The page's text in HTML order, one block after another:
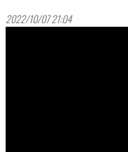
2022/10/07 21:04